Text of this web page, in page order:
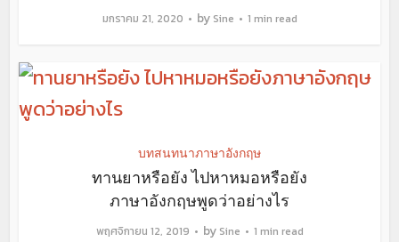
มกราคม 21, 2020 by Sine 1 min read
บทสนทนาภาษาอังกฤษ
ทานยาหรือยัง ไปหาหมอหรือยัง
ภาษาอังกฤษพูดว่าอย่างไร
พฤศจิกายน 12, 2019 by Sine 1 min read